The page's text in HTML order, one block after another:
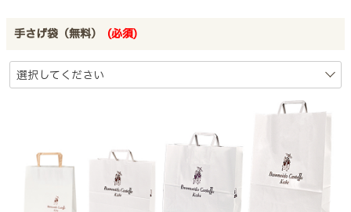
手さげ袋（無料） (必須)